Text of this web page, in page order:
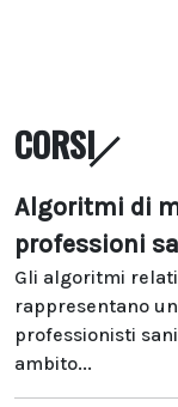
CORSI
Algoritmi di
professioni
Gli algoritmi
rappresentano
professionisti
ambito...